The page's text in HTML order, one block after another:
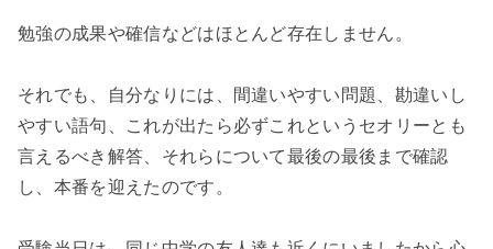
勉強の成果や確信などはほとんど存在しません。
それでも、自分なりには、間違いやすい問題、勘違いし
やすい語句、これが出たら必ずこれというセオリーとも
言えるべき解答、それらについて最後の最後まで確認
し、本番を迎えたのです。